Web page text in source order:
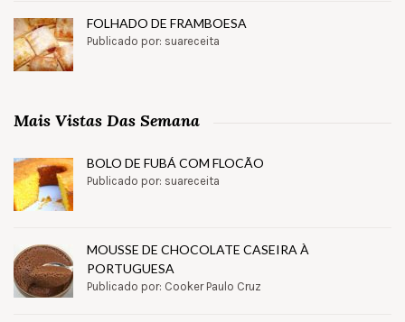
FOLHADO DE FRAMBOESA
Publicado por: suareceita
Mais Vistas Das Semana
BOLO DE FUBÁ COM FLOCÃO
Publicado por: suareceita
MOUSSE DE CHOCOLATE CASEIRA À
PORTUGUESA
Publicado por: Cooker Paulo Cruz